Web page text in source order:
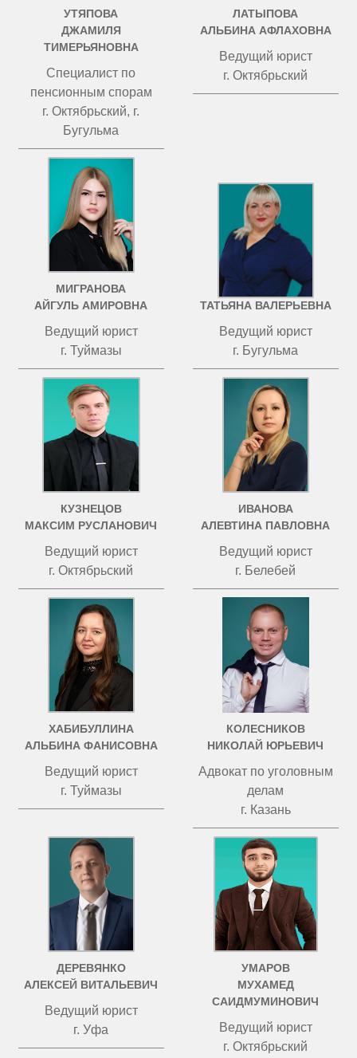
УТЯПОВА
ДЖАМИЛЯ
ТИМЕРЬЯНОВНА
Специалист по
пенсионным спорам
г. Октябрьский, г.
Бугульма
ЛАТЫПОВА
АЛЬБИНА АФЛАХОВНА
Ведущий юрист
г. Октябрьский
МИГРАНОВА
АЙГУЛЬ АМИРОВНА
Ведущий юрист
г. Туймазы
ЧИСТОВА
ТАТЬЯНА ВАЛЕРЬЕВНА
Ведущий юрист
г. Бугульма
КУЗНЕЦОВ
МАКСИМ РУСЛАНОВИЧ
Ведущий юрист
г. Октябрьский
ИВАНОВА
АЛЕВТИНА ПАВЛОВНА
Ведущий юрист
г. Белебей
ХАБИБУЛЛИНА
АЛЬБИНА ФАНИСОВНА
Ведущий юрист
г. Туймазы
КОЛЕСНИКОВ
НИКОЛАЙ ЮРЬЕВИЧ
Адвокат по уголовным
делам
г. Казань
ДЕРЕВЯНКО
АЛЕКСЕЙ ВИТАЛЬЕВИЧ
Ведущий юрист
г. Уфа
УМАРОВ
МУХАМЕД
САИДМУМИНОВИЧ
Ведущий юрист
г. Октябрьский